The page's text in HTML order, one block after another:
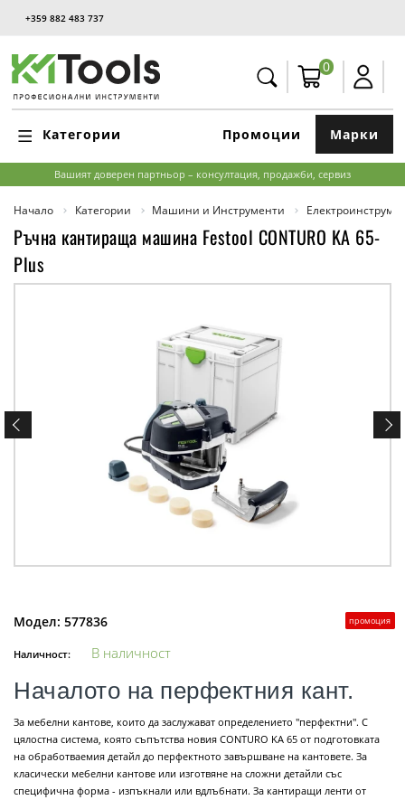
+359 882 483 737
0
Категории Марки
Промоции
Вашият доверен партньор – консултация, продажби, сервиз
Начало Категории Машини и Инструменти
Ръчна кантираща машина Festool CONTURO KA 65-
Plus
промоция
Модел: 577836
Наличност: В наличност
Началото на перфектния кант.
За мебелни кантове, които да заслужават определението "перфектни". С
цялостна система, която съпътства новия CONTURO KA 65 от подготовката
на обработваемия детайл до перфектното завършване на кантовете. За
класически мебелни кантове или изготвяне на сложни детайли със
специфична форма - изпъкнали или вдлъбнати. За кантиращи ленти от